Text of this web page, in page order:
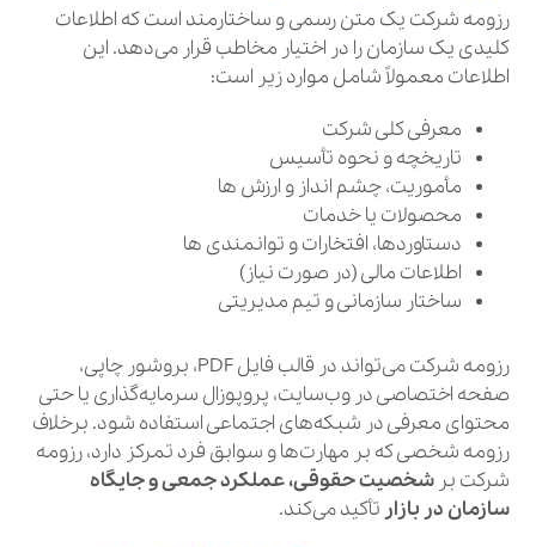
رزومه شرکت یک متن رسمی و ساختارمند است که اطلاعات
کلیدی یک سازمان را در اختیار مخاطب قرار می‌دهد. این
اطلاعات معمولاً شامل موارد زیر است:
معرفی کلی شرکت
تاریخچه و نحوه تأسیس
مأموریت، چشم‌ انداز و ارزش‌ ها
محصولات یا خدمات
دستاوردها، افتخارات و توانمندی‌ ها
اطلاعات مالی (در صورت نیاز)
ساختار سازمانی و تیم مدیریتی
رزومه شرکت می‌تواند در قالب فایل PDF، بروشور چاپی،
صفحه اختصاصی در وب‌سایت، پروپوزال سرمایه‌گذاری یا حتی
محتوای معرفی در شبکه‌های اجتماعی استفاده شود. برخلاف
رزومه شخصی که بر مهارت‌ها و سوابق فرد تمرکز دارد، رزومه
شرکت برشخصیت حقوقی، عملکرد جمعی و جایگاه
سازمان در بازار تأکید می‌کند.